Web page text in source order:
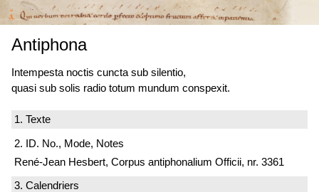
Antiphona
Intempesta noctis cuncta sub silentio,
quasi sub solis radio totum mundum conspexit.
1. Texte
2. ID. No., Mode, Notes
René-Jean Hesbert, Corpus antiphonalium Officii, nr. 3361
3. Calendriers